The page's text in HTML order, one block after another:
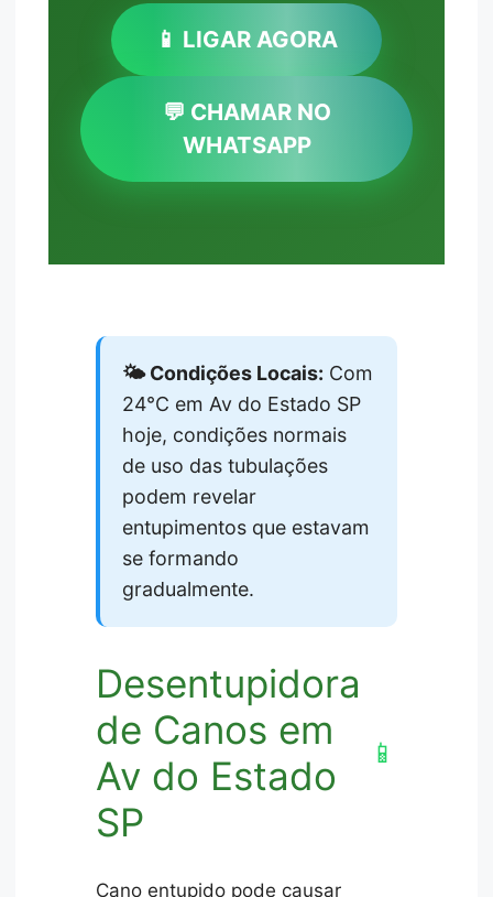
📱 LIGAR AGORA
💬 CHAMAR NO
WHATSAPP
🌤️ Condições Locais: Com
24°C em Av do Estado SP
hoje, condições normais
de uso das tubulações
podem revelar
entupimentos que estavam
se formando
gradualmente.
Desentupidora
de Canos em
Av do Estado
SP
📱
Cano entupido pode causar